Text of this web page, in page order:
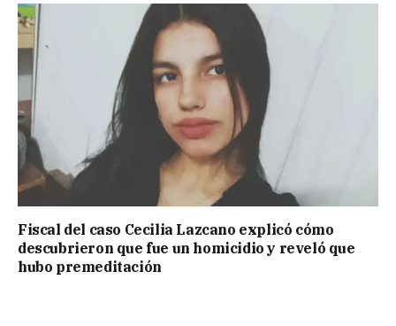
Fiscal del caso Cecilia Lazcano explicó cómo
descubrieron que fue un homicidio y reveló que
hubo premeditación